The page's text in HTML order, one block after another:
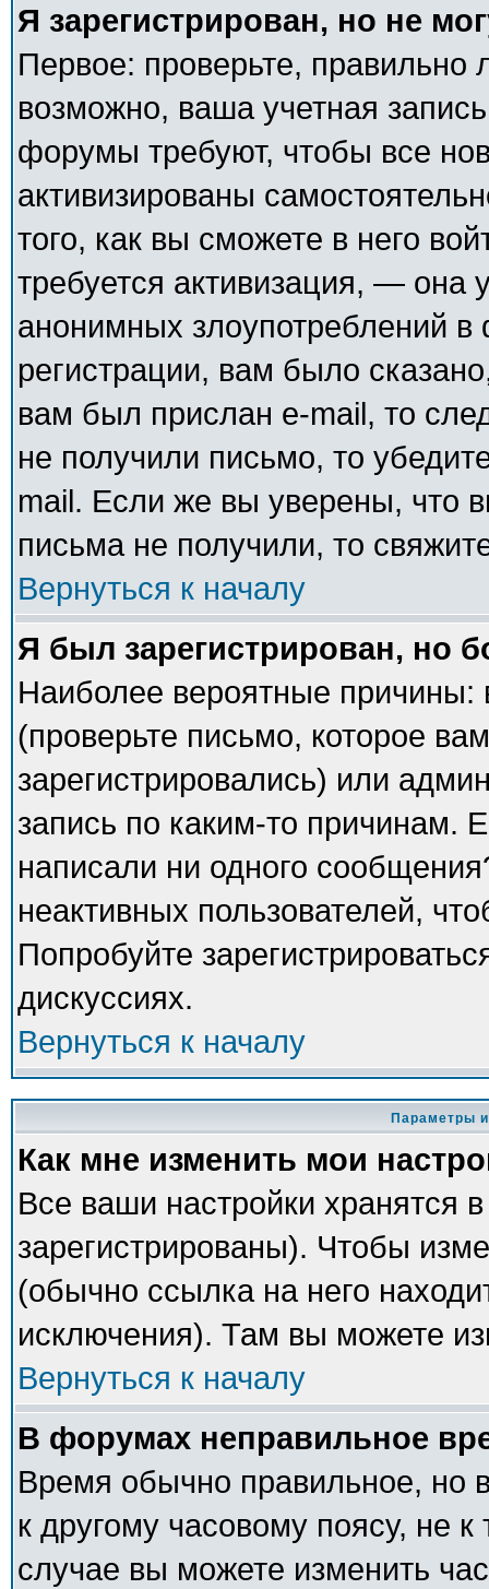
Я зарегистрирован, но не
Первое: проверьте,
возможно, ваша учетная
форумы требуют, чтобы все
активизированы
того, как вы сможете в него
требуется активизация, — она
анонимных злоупотреблений
регистрации, вам было
вам был прислан e-mail, то
не получили письмо, то
mail. Если же вы уверены, что
письма не получили, то
Вернуться к началу
Я был зарегистрирован, но
Наиболее вероятные
(проверьте письмо, которое
зарегистрировались) или
запись по каким-то причинам.
написали ни одного
неактивных пользователей,
Попробуйте
дискуссиях.
Вернуться к началу
Параметры
Как мне изменить мои
Все ваши настройки хранятся
зарегистрированы). Чтобы
(обычно ссылка на него
исключения). Там вы можете
Вернуться к началу
В форумах неправильное
Время обычно правильное, но
к другому часовому поясу, не
случае вы можете изменить